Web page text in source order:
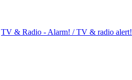
TV & Radio - Alarm! / TV & radio alert!